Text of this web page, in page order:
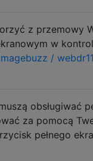
z przemowy
w
/
obsługiwać
za pomocą
pełnego